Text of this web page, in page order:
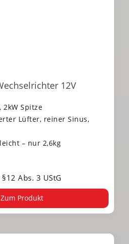
12V
2kW Spitze
Lüfter, reiner Sinus,
– nur 2,6kg
Abs. 3 UStG
Zum Produkt